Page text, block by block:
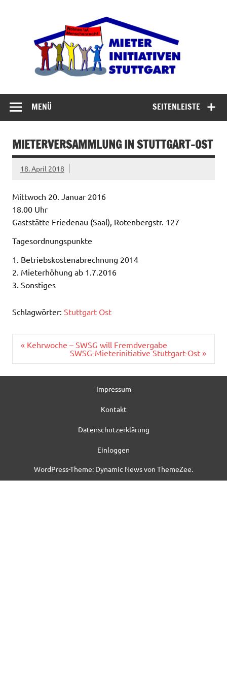
verteidigen
SEITENLEISTE
MENÜ
MIETERVERSAMMLUNG IN STUTTGART-OST
18. April 2018
Mittwoch 20. Januar 2016
18.00 Uhr
Gaststätte Friedenau (Saal), Rotenbergstr. 127
Tagesordnungspunkte
1. Betriebskostenabrechnung 2014
2. Mieterhöhung ab 1.7.2016
3. Sonstiges
Schlagwörter: Stuttgart Ost
Beitragsnavigation
« Kehrwoche – SWSG will Fremdvergabe
SWSG-Mieterinitiative Stuttgart-Ost »
Impressum
Kontakt
Datenschutzerklärung
Einloggen
WordPress-Theme: Dynamic News von ThemeZee.